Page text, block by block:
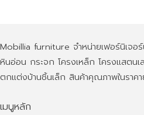
Mobillia furniture จำหน่ายเฟอร์นิเจอ
หินอ่อน กระจก โครงเหล็ก โครงแสตน
ตกแต่งบ้านชิ้นเล็ก สินค้าคุณภาพในราคา
เมนูหลัก